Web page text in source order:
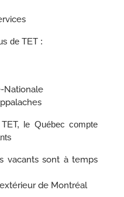
de TET :
Nationale
le Québec compte
vacants sont à temps
de Montréal